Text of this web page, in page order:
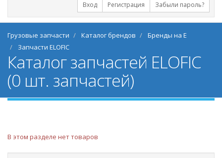
Вход Регистрация Забыли пароль?
Грузовые запчасти Каталог брендов
Бренды на E
Запчасти ELOFIC
Каталог запчастей ELOFIC
(0 шт. запчастей)
В этом разделе нет товаров